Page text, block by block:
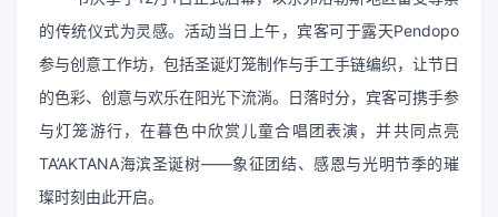
的传统仪式为灵感。活动当日上午，宾客可于露天Pendopo
参与创意工作坊，包括圣诞灯笼制作与手工手链编织，让节日
的色彩、创意与欢乐在阳光下流淌。日落时分，宾客可携手参
与灯笼游行，在暮色中欣赏儿童合唱团表演，并共同点亮
TA’AKTANA海滨圣诞树——象征团结、感恩与光明节季的璀
璨时刻由此开启。